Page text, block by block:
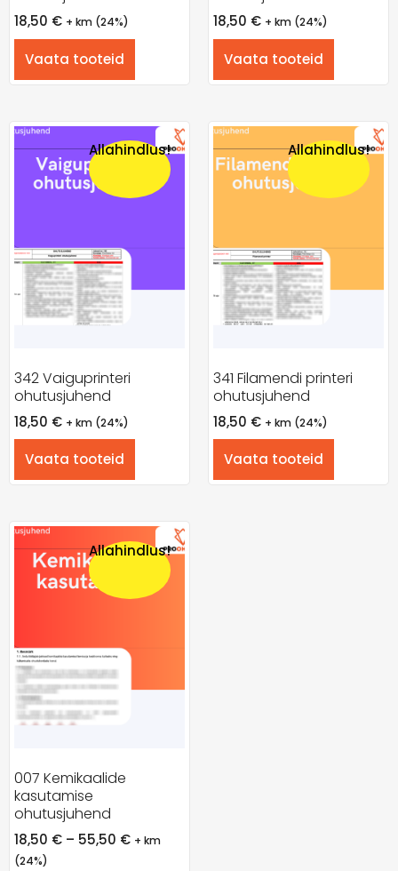
18,50 € + km (24%)
Vaata tooteid
18,50 € + km (24%)
Vaata tooteid
Allahindlus!
342 Vaiguprinteri
ohutusjuhend
18,50 € + km (24%)
Vaata tooteid
Allahindlus!
341 Filamendi printeri
ohutusjuhend
18,50 € + km (24%)
Vaata tooteid
Allahindlus!
007 Kemikaalide
kasutamise
ohutusjuhend
18,50 € – 55,50 € + km
(24%)